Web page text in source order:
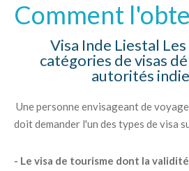
Comment
Visa Inde Liestal
catégories de visas
autorités
Une personne envisageant de
doit demander l'un des types de visa
- Le visa de tourisme dont la